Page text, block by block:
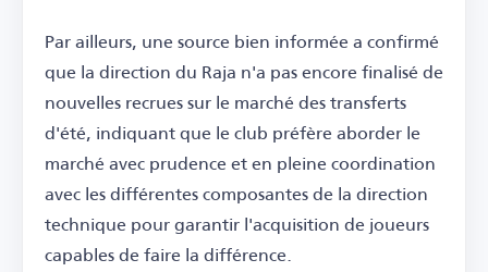
Par ailleurs, une source bien informée a confirmé
que la direction du Raja n'a pas encore finalisé de
nouvelles recrues sur le marché des transferts
d'été, indiquant que le club préfère aborder le
marché avec prudence et en pleine coordination
avec les différentes composantes de la direction
technique pour garantir l'acquisition de joueurs
capables de faire la différence.